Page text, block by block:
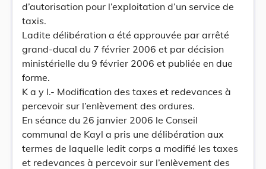
d’autorisation pour l’exploitation d’un service de
taxis.
Ladite délibération a été approuvée par arrêté
grand-ducal du 7 février 2006 et par décision
ministérielle du 9 février 2006 et publiée en due
forme.
K a y l.- Modification des taxes et redevances à
percevoir sur l’enlèvement des ordures.
En séance du 26 janvier 2006 le Conseil
communal de Kayl a pris une délibération aux
termes de laquelle ledit corps a modifié les taxes
et redevances à percevoir sur l’enlèvement des